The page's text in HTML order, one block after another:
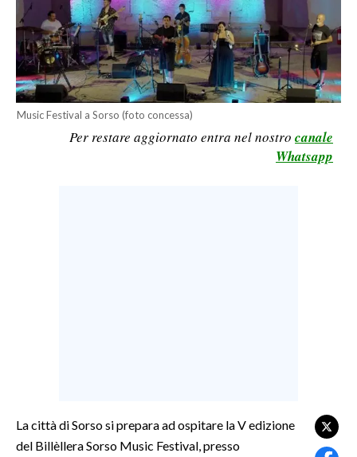
ECONOMIA
SERVIZI ALLE IMPRESE
LAVORO
Music Festival a Sorso (foto concessa)
Per restare aggiornato entra nel nostro canale
Whatsapp
La città di Sorso si prepara ad ospitare la V edizione
del Billèllera Sorso Music Festival, presso